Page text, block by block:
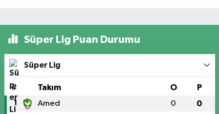
Süper Lig Puan Durumu
Süper Lig
# Takım O P
1 Amed 0 0